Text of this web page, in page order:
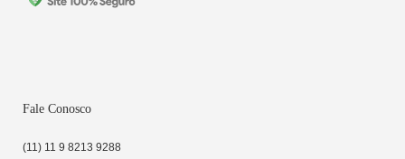
Fale Conosco
(11) 11 9 8213 9288